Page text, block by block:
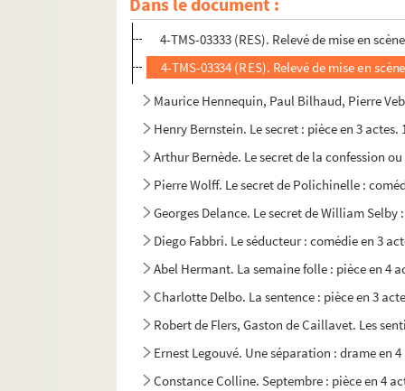
Colette. La seconde : pièce en 4 actes. 1951
4-TMS-03333 (RES). Relevé de mise en
4-TMS-03334 (RES). Relevé de mise en
Maurice Hennequin, Paul Bilhaud, Pierre
Henry Bernstein. Le secret : pièce en 3 actes.
Arthur Bernède. Le secret de la confession
Pierre Wolff. Le secret de Polichinelle :
Georges Delance. Le secret de William
Diego Fabbri. Le séducteur : comédie en 3
Abel Hermant. La semaine folle : pièce en 4
Charlotte Delbo. La sentence : pièce en 3
Robert de Flers, Gaston de Caillavet. Les
Ernest Legouvé. Une séparation : drame en 4
Constance Colline. Septembre : pièce en 4